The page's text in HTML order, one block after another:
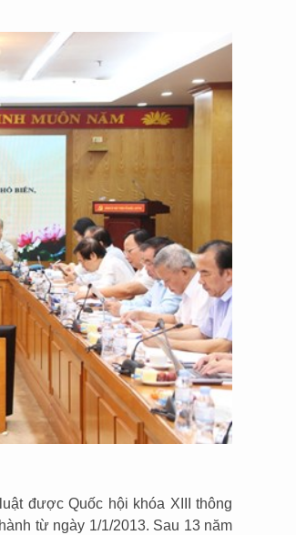
được Quốc hội khóa XIII thông
từ ngày 1/1/2013. Sau 13 năm